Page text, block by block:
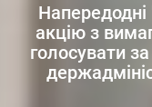
акцію з
голосувати